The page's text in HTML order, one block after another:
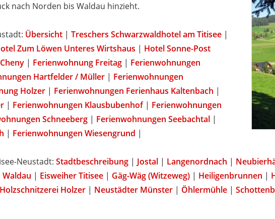
nach Norden bis Waldau hinzieht.
Übersicht | Treschers Schwarzwaldhotel am Titisee |
Zum Löwen Unteres Wirtshaus | Hotel Sonne-Post
| Ferienwohnung Freitag | Ferienwohnungen
Hartfelder / Müller | Ferienwohnungen
Holzer | Ferienwohnungen Ferienhaus Kaltenbach |
| Ferienwohnungen Klausbubenhof| Ferienwohnungen
Schneeberg | Ferienwohnungen Seebachtal |
| Ferienwohnungen Wiesengrund |
Neustadt: Stadtbeschreibung | Jostal | Langenordnach |
Waldau | Eisweiher Titisee | Gäg-Wäg (Witzeweg) | Heiligenbrunnen |
Holzschnitzerei Holzer | Neustädter Münster | Öhlermühle |